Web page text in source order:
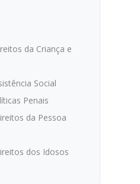
da Criança e
Social
Penais
da Pessoa
dos Idosos